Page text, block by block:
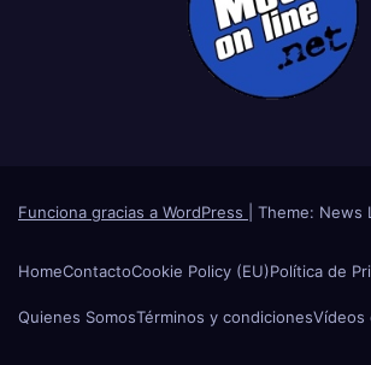
Funciona gracias a WordPress Theme: News
HomeContactoCookie Policy (EU)Política de
Quienes SomosTérminos y condicionesVídeos